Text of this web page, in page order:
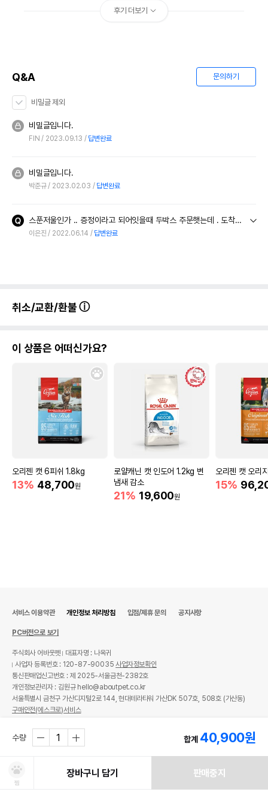
유통기한을 따릅니다.
후기 더보기
Q&A 문의하기
비밀글 제외
비밀글입니다.
FIN 2023.09.13 답변완료
비밀글입니다.
박준규 2023.02.03 답변완료
스푼저울인가 .. 증정이라고 되어잇을때 두박스 주문햇는데 . 도착햇는데 ㅡ 증정품이 없어요
이은진 2022.06.14 답변완료
취소/교환/환불
이 상품은 어떠신가요?
오리젠 캣 6피쉬 1.8kg
13% 48,700원
로얄캐닌 캣 인도어 1.2kg 변
냄새 감소
21% 19,600원
오리젠 캣 오리
15%
수량 합계 40,900원
찜
장바구니 담기 판매중지
서비스 이용약관 개인정보 처리방침 입점/제휴 문의 공지사항
PC버전으로 보기
주식회사 어바웃펫
대표자명 : 나옥귀
사업자 등록번호 : 120-87-90035사업자정보확인
통신판매업신고번호 : 제 2025-서울금천-2382호
개인정보관리자 : 김원규 hello@aboutpet.co.kr
서울특별시 금천구 가산디지털2로 144, 현대테라타워 가산DK 507호, 508호 (가산동)
구매안전(에스크로)서비스